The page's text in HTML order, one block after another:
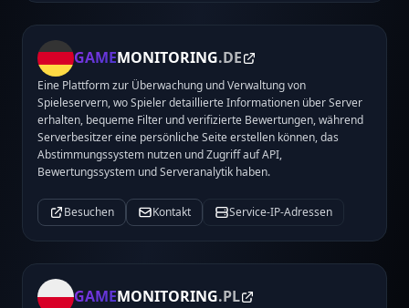
GAMEMONITORING.DE
Eine Plattform zur Überwachung und Verwaltung von
Spieleservern, wo Spieler detaillierte Informationen über Server
erhalten, bequeme Filter und verifizierte Bewertungen, während
Serverbesitzer eine persönliche Seite erstellen können, das
Abstimmungssystem nutzen und Zugriff auf API,
Bewertungssystem und Serveranalytik haben.
Besuchen Kontakt Service-IP-Adressen
GAMEMONITORING.PL